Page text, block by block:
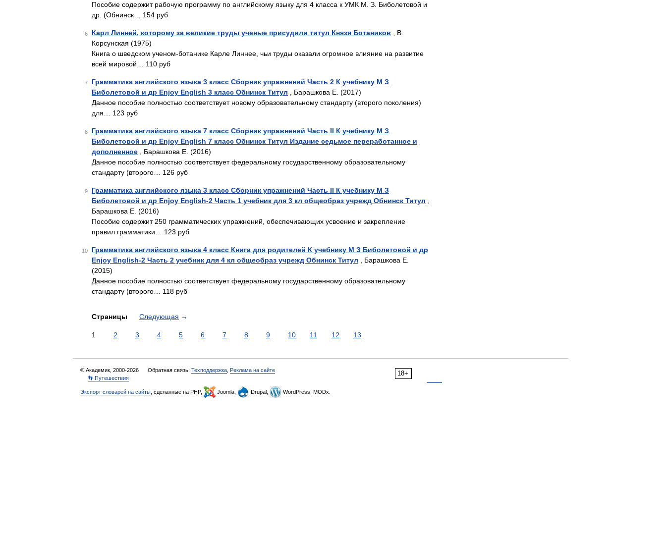
Пособие содержит рабочую программу по английскому языку для 4 класса к УМК М. З. Биболетовой и
др. (Обнинск… 154 руб
6 Карл Линней, которому за великие труды ученые присудили титул Князя Ботаников , В.
Корсунская (1975)
Книга о шведском ученом-ботанике Карле Линнее, чьи труды оказали огромное влияние на развитие
всей мировой… 110 руб
7
Грамматика английского языка 3 класс Сборник упражнений Часть 2 К учебнику М З
Биболетовой и др Enjoy English 3 класс Обнинск Титул , Барашкова Е. (2017)
Данное пособие полностью соответствует новому образовательному стандарту (второго поколения)
для… 123 руб
8
Грамматика английского языка 7 класс Сборник упражнений Часть II К учебнику М З
Биболетовой и др Enjoy English 7 класс Обнинск Титул Издание седьмое переработанное и
дополненное , Барашкова Е. (2016)
Данное пособие полностью соответствует федеральному государственному образовательному
стандарту (второго… 126 руб
9
Грамматика английского языка 3 класс Сборник упражнений Часть II К учебнику М З
Биболетовой и др Enjoy English-2 Часть 1 учебник для 3 кл общеобраз учрежд Обнинск Титул
Барашкова Е. (2016)
Пособие содержит 250 грамматических упражнений, обеспечивающих усвоение и закрепление
правил грамматики… 123 руб
10
Грамматика английского языка 4 класс Книга для родителей К учебнику М З Биболетовой и др
Enjoy English-2 Часть 2 учебник для 4 кл общеобраз учрежд Обнинск Титул , Барашкова Е.
(2015)
Данное пособие полностью соответствует федеральному государственному образовательному
стандарту (второго… 118 руб
Страницы Следующая →
1 2 3 4 5 6 7 8 9 10 11 12 13
18+
© Академик, 2000-2026 Обратная связь: Техподдержка Реклама на сайте
👣 Путешествия
Экспорт словарей на сайты , сделанные на PHP, Joomla, Drupal, WordPress, MODx.